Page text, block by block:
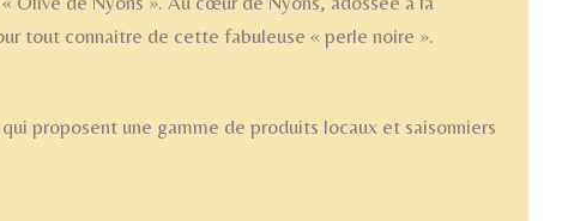
tout connaitre de cette fabuleuse « perle noire ».
proposent une gamme de produits locaux et saisonniers